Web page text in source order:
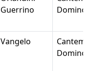
Guerrino
Domino
Vangelo
Domino